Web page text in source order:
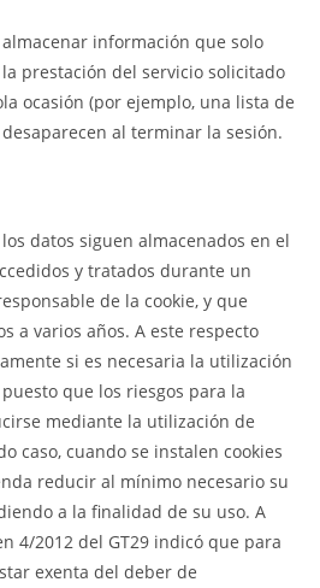
información que solo
prestación del servicio solicitado
ocasión (por ejemplo, una lista de
al terminar la sesión.
datos siguen almacenados en el
y tratados durante un
de la cookie, y que
a varios años. A este respecto
si es necesaria la utilización
que los riesgos para la
mediante la utilización de
caso, cuando se instalen cookies
reducir al mínimo necesario su
a la finalidad de su uso. A
4/2012 del GT29 indicó que para
exenta del deber de